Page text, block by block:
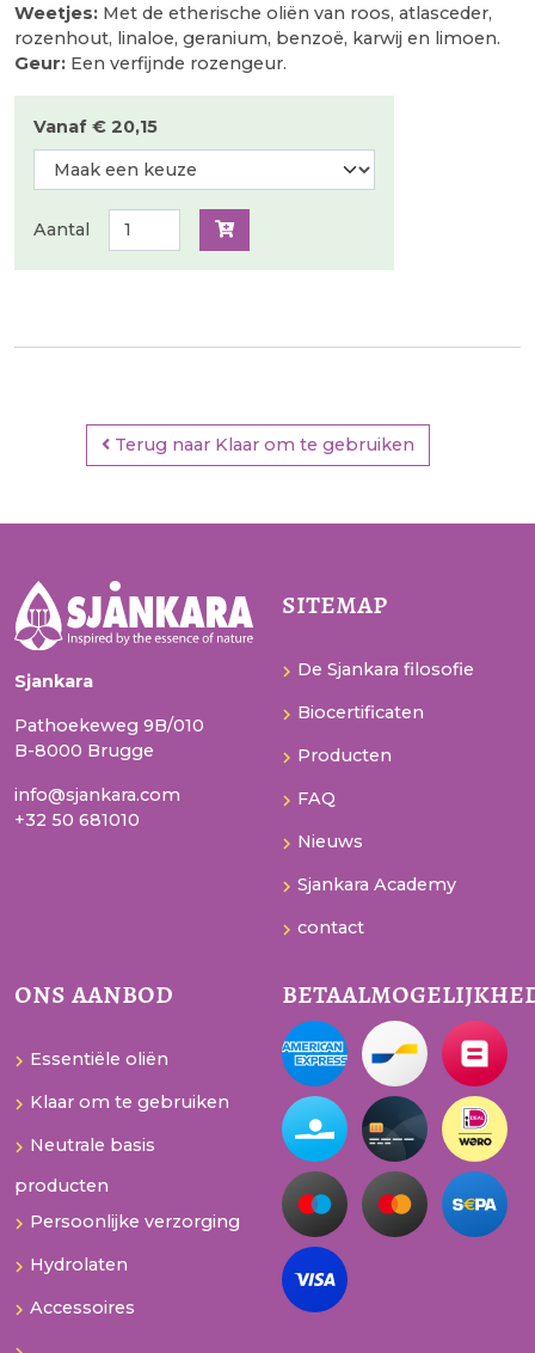
Weetjes: Met de etherische oliën van roos, atlasceder,
rozenhout, linaloe, geranium, benzoë, karwij en limoen.
Geur: Een verfijnde rozengeur.
Vanaf € 20,15
Aantal
Terug naar Klaar om te gebruiken
Sjankara
Pathoekeweg 9B/010
B-8000 Brugge
info@sjankara.com
+32 50 681010
sitemap
De Sjankara filosofie
Biocertificaten
Producten
FAQ
Nieuws
Sjankara Academy
contact
ons aanbod
Essentiële oliën
Klaar om te gebruiken
Neutrale basis
producten
Persoonlijke verzorging
Hydrolaten
Accessoires